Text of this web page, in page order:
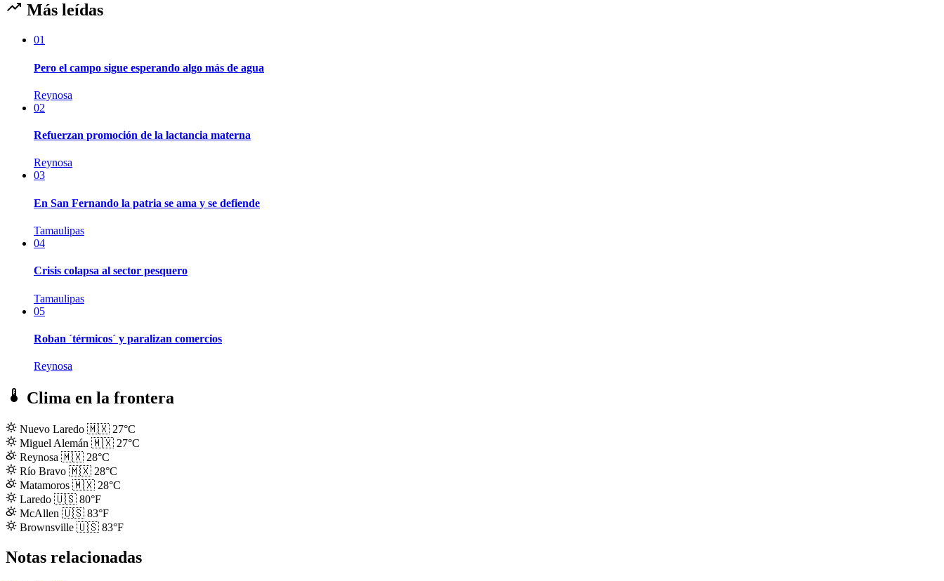
Más leídas
01
Pero el campo sigue esperando algo más de agua
Reynosa
02
Refuerzan promoción de la lactancia materna
Reynosa
03
En San Fernando la patria se ama y se defiende
Tamaulipas
04
Crisis colapsa al sector pesquero
Tamaulipas
05
Roban ´térmicos´ y paralizan comercios
Reynosa
Clima en la frontera
Nuevo Laredo 🇲🇽 27°C
Miguel Alemán 🇲🇽 27°C
Reynosa 🇲🇽 28°C
Río Bravo 🇲🇽 28°C
Matamoros 🇲🇽 28°C
Laredo 🇺🇸 80°F
McAllen 🇺🇸 83°F
Brownsville 🇺🇸 83°F
Notas relacionadas